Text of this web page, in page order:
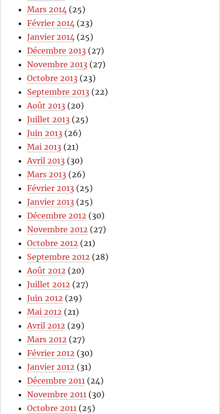
Mars 2014 (25)
Février 2014 (23)
Janvier 2014 (25)
Décembre 2013 (27)
Novembre 2013 (27)
Octobre 2013 (23)
Septembre 2013 (22)
Août 2013 (20)
Juillet 2013 (25)
Juin 2013 (26)
Mai 2013 (21)
Avril 2013 (30)
Mars 2013 (26)
Février 2013 (25)
Janvier 2013 (25)
Décembre 2012 (30)
Novembre 2012 (27)
Octobre 2012 (21)
Septembre 2012 (28)
Août 2012 (20)
Juillet 2012 (27)
Juin 2012 (29)
Mai 2012 (21)
Avril 2012 (29)
Mars 2012 (27)
Février 2012 (30)
Janvier 2012 (31)
Décembre 2011 (24)
Novembre 2011 (30)
Octobre 2011 (25)